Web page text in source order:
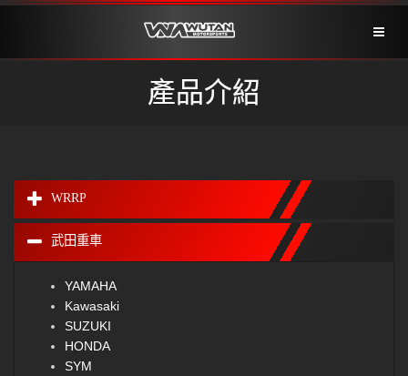
產品介紹
WRRP
武田重車
YAMAHA
Kawasaki
SUZUKI
HONDA
SYM